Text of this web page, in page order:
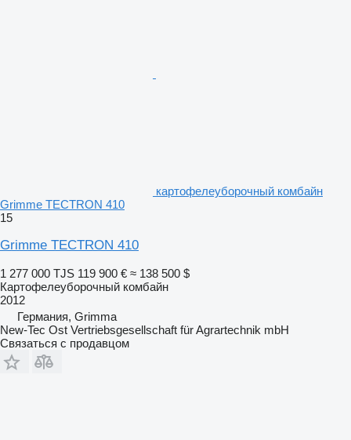
картофелеуборочный комбайн
Grimme TECTRON 410
15
Grimme TECTRON 410
1 277 000 TJS 119 900 € ≈ 138 500 $
Картофелеуборочный комбайн
2012
Германия, Grimma
New-Tec Ost Vertriebsgesellschaft für Agrartechnik mbH
Связаться с продавцом